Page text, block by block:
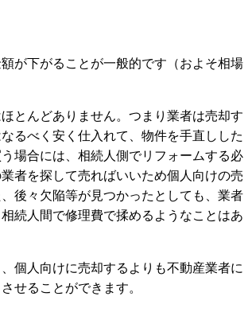
が下がることが一般的です（およそ相場
とんどありません。つまり業者は売却す
るべく安く仕入れて、物件を手直しした
場合には、相続人側でリフォームする必
者を探して売ればいいため個人向けの売
後々欠陥等が見つかったとしても、業者
続人間で修理費で揉めるようなことはあ
個人向けに売却するよりも不動産業者に
せることができます。